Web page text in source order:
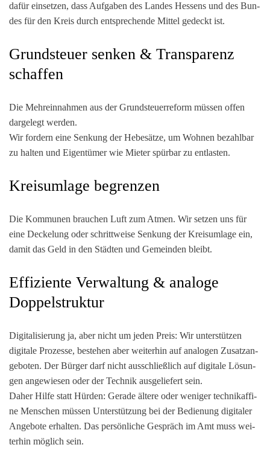
dafür ein­set­zen, dass Auf­ga­ben des Lan­des Hes­sens und des Bun­
des für den Kreis durch ent­spre­chen­de Mit­tel gedeckt ist.
Grundsteuer senken & Transparenz
schaffen
Die Mehr­ein­nah­men aus der Grund­steu­er­re­form müs­sen offen
dar­ge­legt wer­den.
Wir for­dern eine Sen­kung der Hebe­sät­ze, um Woh­nen bezahl­bar
zu hal­ten und Eigen­tü­mer wie Mie­ter spür­bar zu entlasten.
Kreisumlage begrenzen
Die Kom­mu­nen brau­chen Luft zum Atmen. Wir set­zen uns für
eine Decke­lung oder schritt­wei­se Sen­kung der Kreis­um­la­ge ein,
damit das Geld in den Städ­ten und Gemein­den bleibt.
Effiziente Verwaltung & analoge
Doppelstruktur
Digi­ta­li­sie­rung ja, aber nicht um jeden Preis: Wir unter­stüt­zen
digi­ta­le Pro­zes­se, bestehen aber wei­ter­hin auf ana­lo­gen Zusatz­an­
ge­bo­ten. Der Bür­ger darf nicht aus­schließ­lich auf digi­ta­le Lösun­
gen ange­wie­sen oder der Tech­nik aus­ge­lie­fert sein.
Daher Hil­fe statt Hür­den: Gera­de älte­re oder weni­ger tech­nik­af­fi­
ne Men­schen müs­sen Unter­stüt­zung bei der Bedie­nung digi­ta­ler
Ange­bo­te erhal­ten. Das per­sön­li­che Gespräch im Amt muss wei­
ter­hin mög­lich sein.